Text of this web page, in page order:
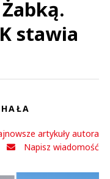
stawia
artykuły autora
Napisz wiadomość